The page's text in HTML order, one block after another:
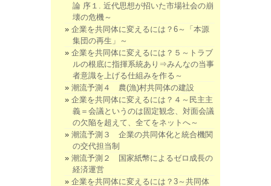
論 序１. 近代思想が招いた市場社会の崩
壊の危機～
企業を共同体に変えるには？6～「本源
集団の再生」～
企業を共同体に変えるには？５～トラブ
ルの根底に指揮系統あり⇒みんなの当事
者意識を上げる仕組みを作る～
潮流予測４ 農(漁)村共同体の建設
企業を共同体に変えるには？４～民主主
義＝会議というのは固定観念、対面会議
の欠陥を超えて、全てをネットへ～
潮流予測３ 企業の共同体化と統合機関
の交代担当制
潮流予測２ 国家紙幣によるゼロ成長の
経済運営
企業を共同体に変えるには？3～共同体